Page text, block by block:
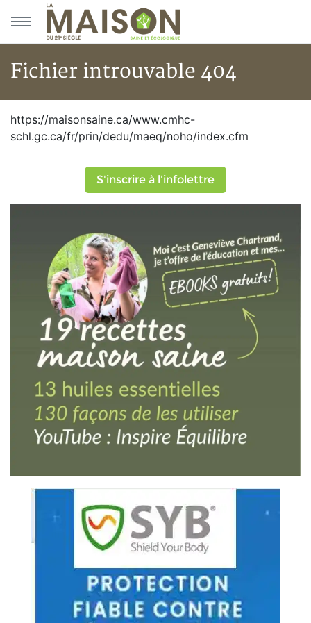
Aller au menu principal
Aller au contenu principal
Fichier introuvable 404
Fichier introuvable 404
https://maisonsaine.ca/www.cmhc-
schl.gc.ca/fr/prin/dedu/maeq/noho/index.cfm
S'inscrire à l'infolettre